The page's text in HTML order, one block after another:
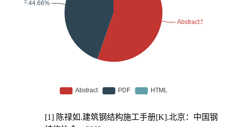
[1] 陈禄如.建筑钢结构施工手册[K].北京：中国钢